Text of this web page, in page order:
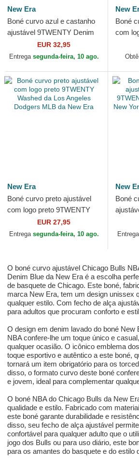
New Era
Boné curvo azul e castanho
ajustável 9TWENTY Denim
Midi da Los Angeles Lakers
NBA da New Era
EUR 32,95
Entrega segunda-feira, 10 ago.
New
Boné
com
New Era
Boné curvo preto ajustável
com logo preto 9TWENTY
Washed da Los Angeles
Dodgers MLB da New Era
EUR 27,95
Entrega segunda-feira, 10 ago.
New
Boné
da
Entrega
O boné curvo ajustável Chicago Bulls
Denim Blue da New Era é a escolha
de basquete de Chicago. Este boné,
marca New Era, tem um design unissex
qualquer estilo. Com fecho de alça
para adultos que procuram conforto e
O design em denim lavado do boné New
NBA confere-lhe um toque único e
qualquer ocasião. O icônico emblema
toque esportivo e autêntico a este boné,
tornará um item obrigatório para os
disso, o formato curvo deste boné
e jovem, ideal para complementar
O boné NBA do Chicago Bulls da New
qualidade e estilo. Fabricado com
este boné garante durabilidade e
disso, seu fecho de alça ajustável
confortável para qualquer adulto que o
jogo dos Bulls ou para uso diário, este
para os amantes do basquete e do estilo